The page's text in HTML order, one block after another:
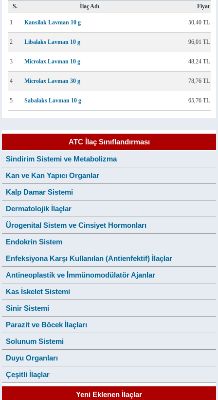
S. İlaç Adı Fiyat
1 Kansilak Lavman 10 g 50,40 TL
2 Libalaks Lavman 10 g 96,01 TL
3 Microlax Lavman 10 g 48,24 TL
4 Microlax Lavman 30 g 78,76 TL
5 Sabalaks Lavman 10 g 65,76 TL
ATC İlaç Sınıflandırması
Sindirim Sistemi ve Metabolizma
Kan ve Kan Yapıcı Organlar
Kalp Damar Sistemi
Dermatolojik İlaçlar
Ürogenital Sistem ve Cinsiyet Hormonları
Endokrin Sistem
Enfeksiyona Karşı Kullanılan (Antienfektif) İlaçlar
Antineoplastik ve İmmünomodülatör Ajanlar
Kas İskelet Sistemi
Sinir Sistemi
Parazit ve Böcek İlaçları
Solunum Sistemi
Duyu Organları
Çeşitli İlaçlar
Yeni Eklenen İlaçlar